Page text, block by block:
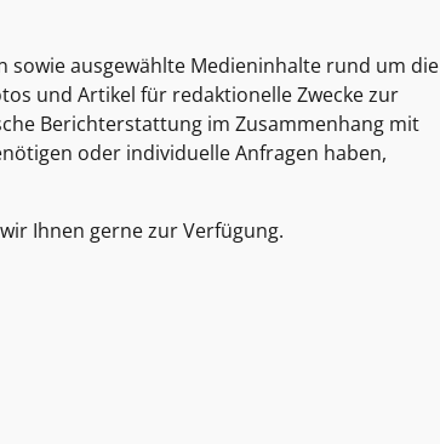
sowie ausgewählte Medieninhalte rund um die
und Artikel für redaktionelle Zwecke zur
Berichterstattung im Zusammenhang mit
oder individuelle Anfragen haben,
Ihnen gerne zur Verfügung.